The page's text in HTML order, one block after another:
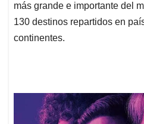
más grande e importante del
130 destinos repartidos en
continentes.